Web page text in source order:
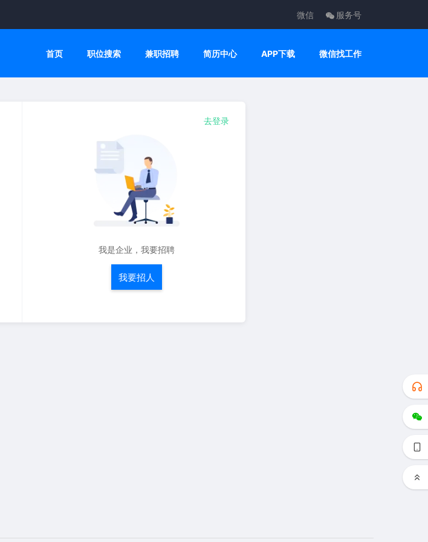
微信 服务号
首页 职位搜索 兼职招聘 简历中心 APP下载 微信找工作
我是企业，我要招聘
我要招人
去登录